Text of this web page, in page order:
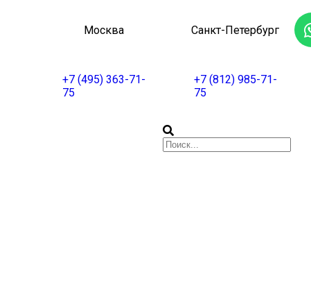
Москва
+7 (495) 363-71-
75
Санкт-Петербург
+7 (812) 985-71-
75